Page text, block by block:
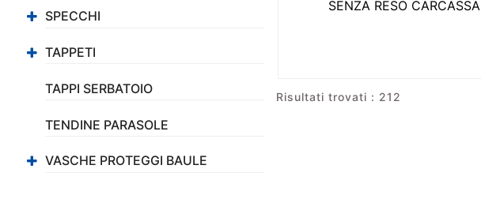
SPECCHI
TAPPETI
TAPPI SERBATOIO
TENDINE PARASOLE
VASCHE PROTEGGI BAULE
SENZA RESO CARCASSA
Risultati trovati : 212